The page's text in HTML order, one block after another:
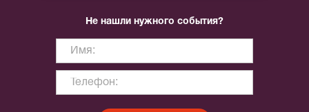
Не нашли нужного события?